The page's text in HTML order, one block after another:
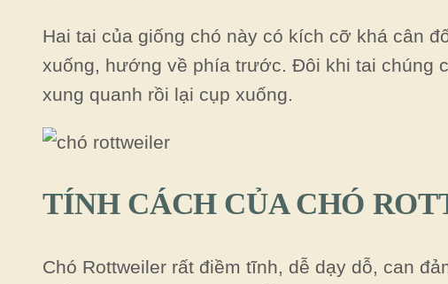
Hai tai của giống chó này có kích cỡ khá cân
xuống, hướng về phía trước. Đôi khi tai chúng
xung quanh rồi lại cụp xuống.
TÍNH CÁCH CỦA CHÓ
Chó Rottweiler rất điềm tĩnh, dễ dạy dỗ, can